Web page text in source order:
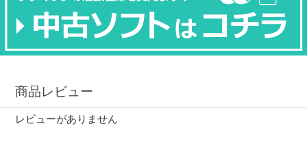
商品レビュー
レビューがありません